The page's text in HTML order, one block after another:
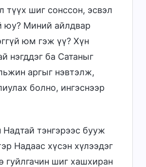
түүх шиг сонссон, эсвэл
юу? Миний айлдвар
юм гэж үү? Хүн
нэгддэг ба Сатаныг
аргыг нэвтэлж,
болно, ингэснээр
тэнгэрээс бууж
Надаас хүсэн хүлээдэг
шиг хашхиран